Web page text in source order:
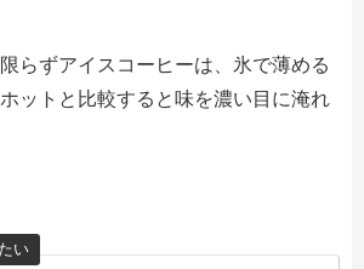
らずアイスコーヒーは、氷で薄める
ットと比較すると味を濃い目に淹れ